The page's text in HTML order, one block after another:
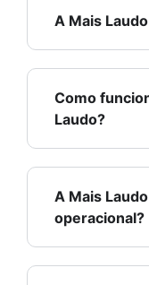
A Mais
Como
Laudo?
A Mais
operacional?